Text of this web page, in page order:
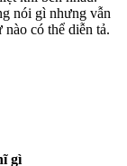
nói gì nhưng vẫn
có thể diễn tả.
gì